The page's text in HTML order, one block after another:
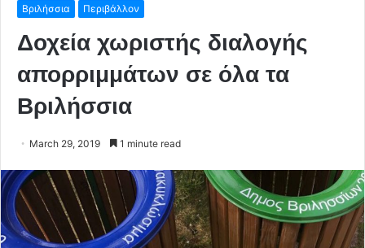
Βριλήσσια Περιβάλλον
Δοχεία χωριστής διαλογής
απορριμμάτων σε όλα τα
Βριλήσσια
March 29, 2019 1 minute read